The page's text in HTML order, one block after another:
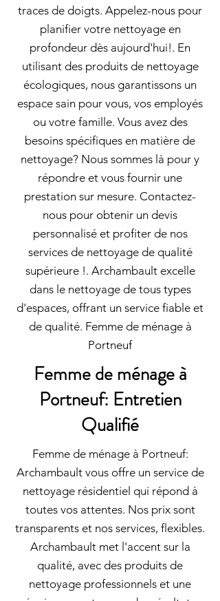
traces de doigts. Appelez-nous pour
planifier votre nettoyage en
profondeur dès aujourd'hui!. En
utilisant des produits de nettoyage
écologiques, nous garantissons un
espace sain pour vous, vos employés
ou votre famille. Vous avez des
besoins spécifiques en matière de
nettoyage? Nous sommes là pour y
répondre et vous fournir une
prestation sur mesure. Contactez-
nous pour obtenir un devis
personnalisé et profiter de nos
services de nettoyage de qualité
supérieure !. Archambault excelle
dans le nettoyage de tous types
d'espaces, offrant un service fiable et
de qualité. Femme de ménage à
Portneuf
Femme de ménage à
Portneuf: Entretien
Qualifié
Femme de ménage à Portneuf:
Archambault vous offre un service de
nettoyage résidentiel qui répond à
toutes vos attentes. Nos prix sont
transparents et nos services, flexibles.
Archambault met l'accent sur la
qualité, avec des produits de
nettoyage professionnels et une